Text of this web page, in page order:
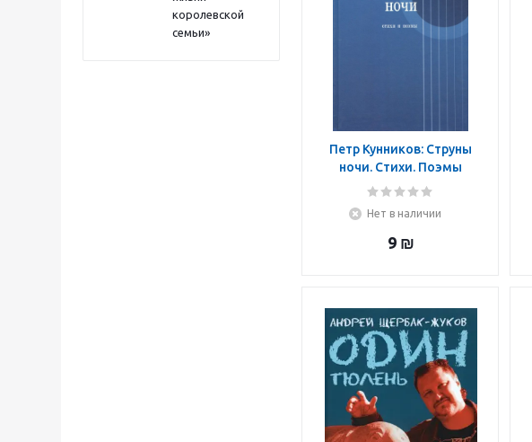
королевской
семьи»
Петр Кунников: Струны
ночи. Стихи. Поэмы
Нет в наличии
9₪